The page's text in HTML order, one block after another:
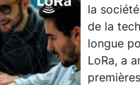
la
de la
longue
LoRa, a